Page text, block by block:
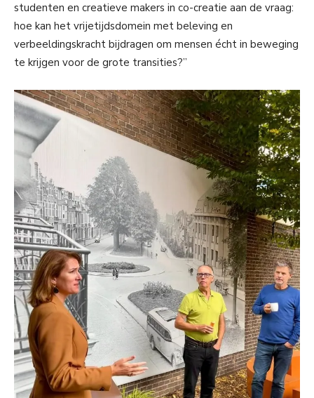
studenten en creatieve makers in co-creatie aan de vraag:
hoe kan het vrijetijdsdomein met beleving en
verbeeldingskracht bijdragen om mensen écht in beweging
te krijgen voor de grote transities?”